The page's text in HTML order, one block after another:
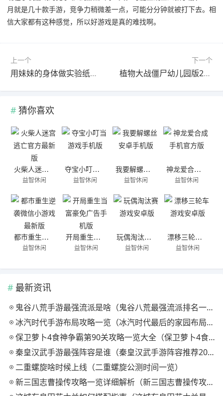
月就是几十款手游，竞争力稍微差一点，可能分分钟就被打下去。相
信大家都有这种感觉，所以好游戏是真的难找啊。
上一个
用妹妹的身体做实验纸盒子游戏2024
下一个
植物大战僵尸幼儿园版2024最新版
猜你喜欢
火柴人迷宫逃亡官方最新版
益智休闲
夺宝小叮当游戏手机版
益智休闲
我要解螺丝安卓手机版
益智休闲
神龙爱合成手机官方版
益智休闲
都市重生逆袭微信小游戏最新版
益智休闲
开局重生当富豪免广告手机版
益智休闲
玩偶淘汰赛游戏安卓版
益智休闲
漂移三轮车游戏安卓版
益智休闲
最新资讯
鬼谷八荒手游最强流派是啥（鬼谷八荒最强流派排名一览）
冰汽时代手游布局攻略一览（冰汽时代最后的家园布局教学一览）
保卫萝卜4食神争霸第90关攻略一览大全（保卫萝卜4食神争霸第90关攻略一览）
秦皇汉武手游最强阵容是谁（秦皇汉武手游阵容推荐2025介绍）
二重螺旋啥时候上线（二重螺旋公测时间一览）
新三国志曹操传攻略一览详细解析（新三国志曹操传攻略一览大全）